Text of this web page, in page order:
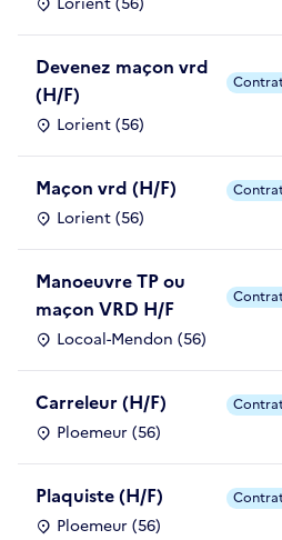
Devenez maçon vrd
(H/F)
Lorient (56)
Maçon vrd (H/F)
Lorient (56)
Manoeuvre TP ou
maçon VRD H/F
Locoal-Mendon (56)
Carreleur (H/F)
Ploemeur (56)
Plaquiste (H/F)
Ploemeur (56)